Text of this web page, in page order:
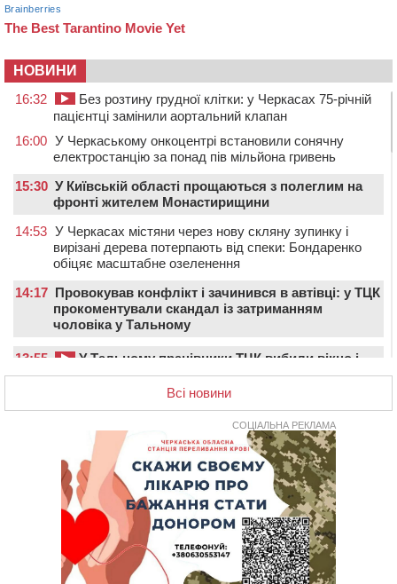
НОВИНИ
16:32
Без розтину грудної клітки: у Черкасах 75-річній
пацієнтці замінили аортальний клапан
16:00 У Черкаському онкоцентрі встановили сонячну
електростанцію за понад пів мільйона гривень
15:30 У Київській області прощаються з полеглим на
фронті жителем Монастирищини
14:53 У Черкасах містяни через нову скляну зупинку і
вирізані дерева потерпають від спеки: Бондаренко
обіцяє масштабне озеленення
14:17 Провокував конфлікт і зачинився в автівці: у ТЦК
прокоментували скандал із затриманням
чоловіка у Тальному
13:55
У Тальному працівники ТЦК вибили вікно і
витягли з автівки чоловіка (ВІДЕО)
У Черкасах СБУ викрила прокремлівську
агітаторку, яка закликала до захоплення України
“Як сказати дитині, що тато загинув?”: для
вихователів Черкащини запускають серію унікальних
тренінгів
На Золотоніщині вже десяту добу гасять пожежу
торфу
Всі новини
СОЦІАЛЬНА РЕКЛАМА